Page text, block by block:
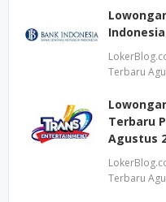
Terbaru
Terbaru
Agustus
Terbaru